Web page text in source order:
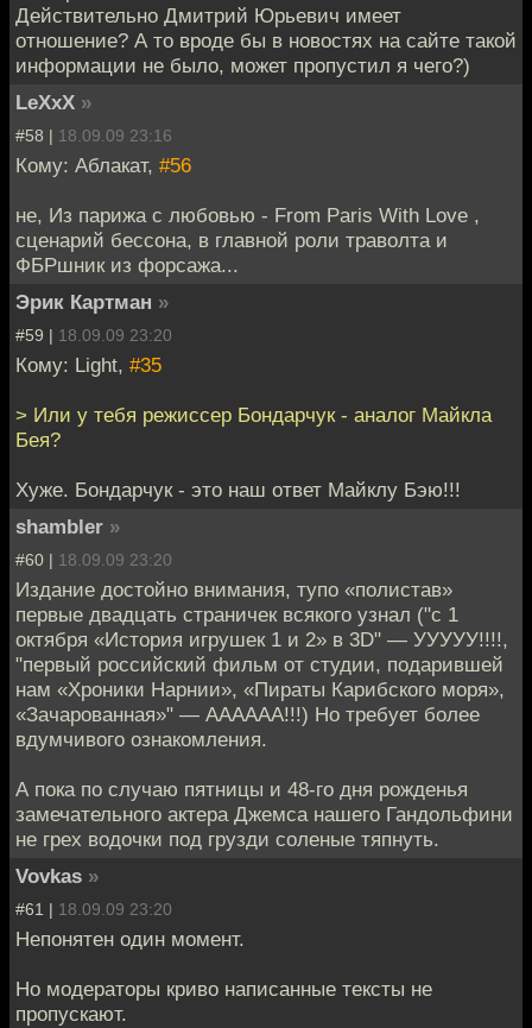
Действительно Дмитрий Юрьевич имеет
отношение? А то вроде бы в новостях на сайте такой
информации не было, может пропустил я чего?)
LeXxX »
#58 | 18.09.09 23:16
Кому: Аблакат, #56
не, Из парижа с любовью - From Paris With Love ,
сценарий бессона, в главной роли траволта и
ФБРшник из форсажа...
Эрик Картман »
#59 | 18.09.09 23:20
Кому: Light, #35
> Или у тебя режиссер Бондарчук - аналог Майкла
Бея?
Хуже. Бондарчук - это наш ответ Майклу Бэю!!!
shambler »
#60 | 18.09.09 23:20
Издание достойно внимания, тупо «полистав»
первые двадцать страничек всякого узнал ("с 1
октября «История игрушек 1 и 2» в 3D" — УУУУУ!!!!,
"первый российский фильм от студии, подарившей
нам «Хроники Нарнии», «Пираты Карибского моря»,
«Зачарованная»" — AAAAAA!!!) Но требует более
вдумчивого ознакомления.
А пока по случаю пятницы и 48-го дня рожденья
замечательного актера Джемса нашего Гандольфини
не грех водочки под грузди соленые тяпнуть.
Vovkas »
#61 | 18.09.09 23:20
Непонятен один момент.
Но модераторы криво написанные тексты не
пропускают.